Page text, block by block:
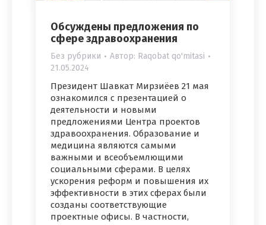
Обсуждены предложения по
сфере здравоохранения
Без рубрики Автор: Raqobat qo'mitasi
21.05.2024
Президент Шавкат Мирзиёев 21 мая
ознакомился с презентацией о
деятельности и новыми
предложениями Центра проектов
здравоохранения. Образование и
медицина являются самыми
важными и всеобъемлющими
социальными сферами. В целях
ускорения реформ и повышения их
эффективности в этих сферах были
созданы соответствующие
проектные офисы. В частности,